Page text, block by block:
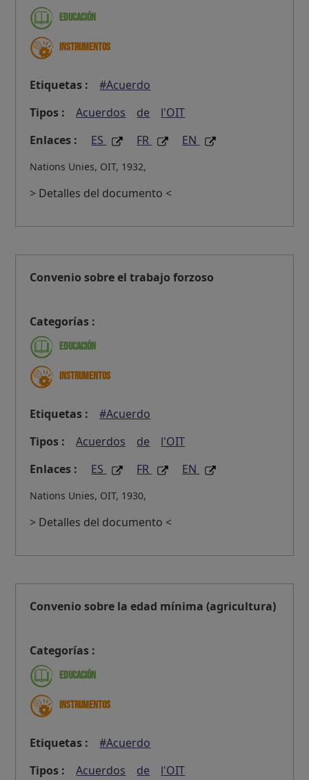
Educación
Instrumentos
Etiquetas :
#Acuerdo
Tipos :
Acuerdos de
l'OIT
Enlaces :
ES FR EN
Nations Unies, OIT, 1932,
> Detalles del documento <
Convenio sobre el trabajo forzoso
Categorías :
Educación
Instrumentos
Etiquetas :
#Acuerdo
Tipos :
Acuerdos de
l'OIT
Enlaces :
ES FR EN
Nations Unies, OIT, 1930,
> Detalles del documento <
Convenio sobre la edad mínima (agricultura)
Categorías :
Educación
Instrumentos
Etiquetas :
#Acuerdo
Tipos :
Acuerdos de
l'OIT